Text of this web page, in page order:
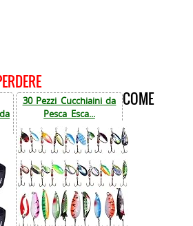
30 Pezzi Cucchiaini da
Pesca Esca...
COME